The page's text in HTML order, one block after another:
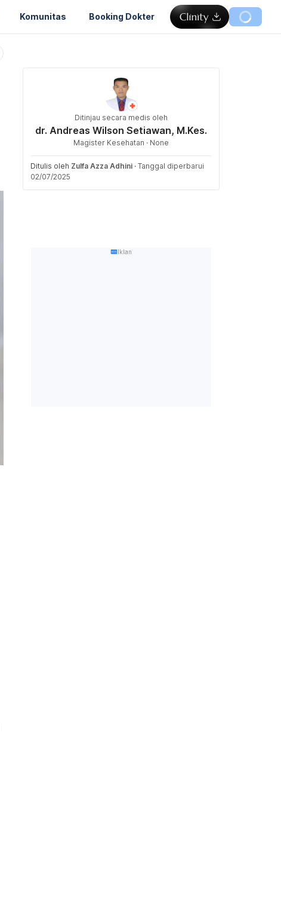
Komunitas Booking Dokter
Ditinjau secara medis oleh
dr. Andreas Wilson Setiawan, M.Kes.
Magister Kesehatan · None
Ditulis oleh Zulfa Azza Adhini · Tanggal diperbarui
02/07/2025
Iklan